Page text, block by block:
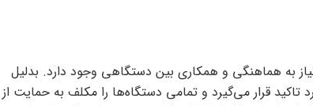
به هماهنگی و همکاری بین دستگاهی وجود دارد. بدلیل
تاکید قرار می‌گیرد و تمامی دستگاه‌ها را مکلف به حمایت از